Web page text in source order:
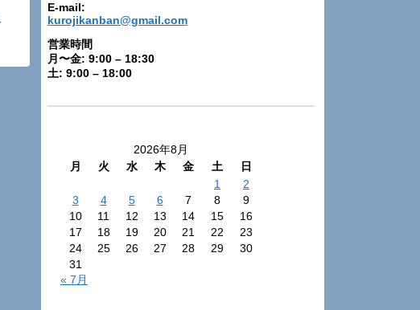
E-mail:
kurojikanban@gmail.com
営業時間
月〜金: 9:00 – 18:30
土: 9:00 – 18:00
2026年8月
月
火 水 木 金 土
日
1
2
3
4 5 6 7 8
9
10
11 12 13 14 15
16
17
18 19 20 21 22
23
24
25 26 27 28 29
30
31
« 7月